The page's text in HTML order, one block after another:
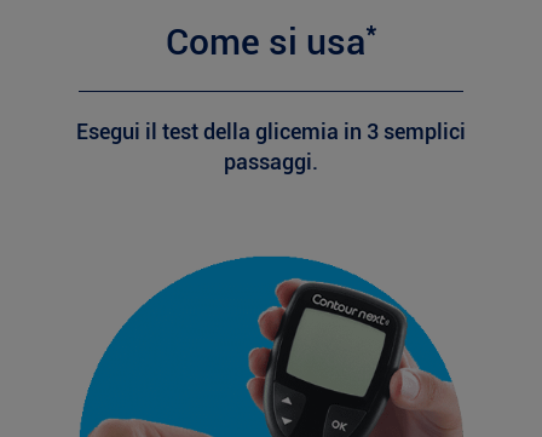
Come si usa*
Esegui il test della glicemia in 3 semplici
passaggi.